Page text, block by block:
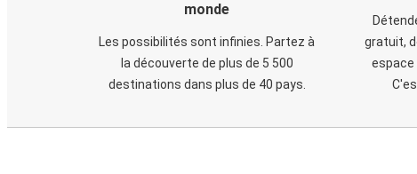
monde
Les possibilités sont infinies. Partez à
la découverte de plus de 5 500
destinations dans plus de 40 pays.
gratuit,
espace